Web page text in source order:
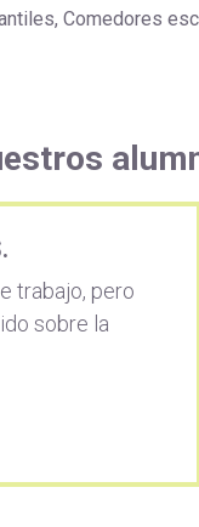
Comedores
trabajo, pero
sobre la